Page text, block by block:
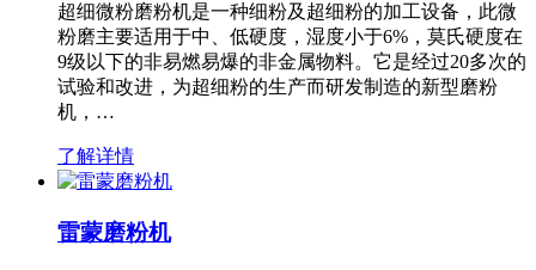
超细微粉磨粉机是一种细粉及超细粉的加工设备，此微
粉磨主要适用于中、低硬度，湿度小于6%，莫氏硬度在
9级以下的非易燃易爆的非金属物料。它是经过20多次的
试验和改进，为超细粉的生产而研发制造的新型磨粉
机，…
了解详情
雷蒙磨粉机